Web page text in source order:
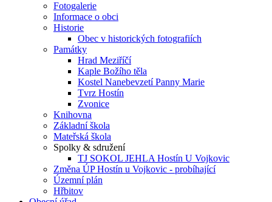
Fotogalerie
Informace o obci
Historie
Obec v historických fotografiích
Památky
Hrad Meziříčí
Kaple Božího těla
Kostel Nanebevzetí Panny Marie
Tvrz Hostín
Zvonice
Knihovna
Základní škola
Mateřská škola
Spolky & sdružení
TJ SOKOL JEHLA Hostín U Vojkovic
Změna ÚP Hostín u Vojkovic - probíhající
Územní plán
Hřbitov